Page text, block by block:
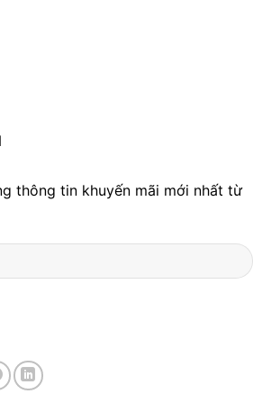
thông tin khuyến mãi mới nhất từ